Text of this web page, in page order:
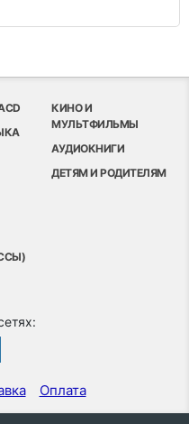
КИНО И
МУЛЬТФИЛЬМЫ
АУДИОКНИГИ
ДЕТЯМ И РОДИТЕЛЯМ
Оплата